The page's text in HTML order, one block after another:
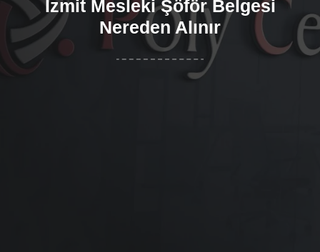
İzmit Mesleki Şöför Belgesi
Nereden Alınır